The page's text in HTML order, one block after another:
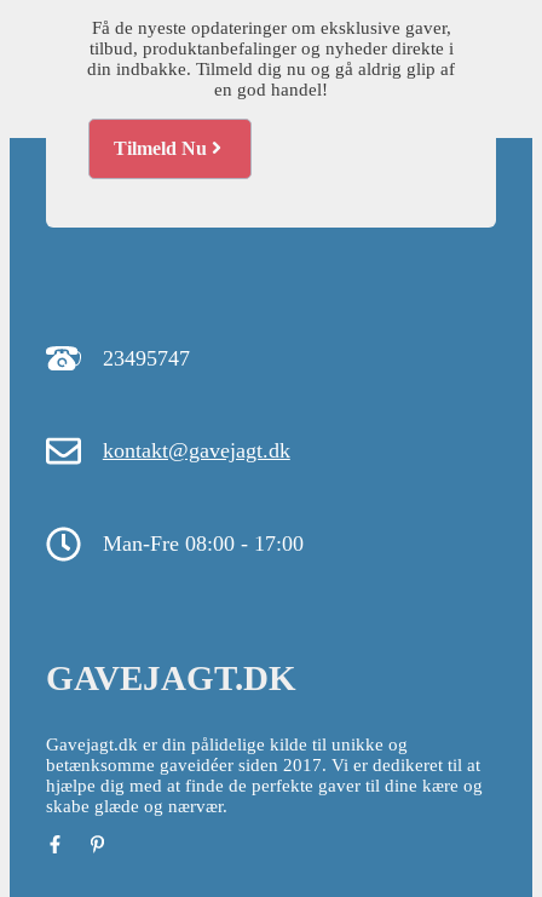
Få de nyeste opdateringer om eksklusive gaver,
tilbud, produktanbefalinger og nyheder direkte i
din indbakke. Tilmeld dig nu og gå aldrig glip af
en god handel!
Tilmeld Nu
23495747
kontakt@gavejagt.dk
Man-Fre 08:00 - 17:00
GAVEJAGT.DK
Gavejagt.dk er din pålidelige kilde til unikke og
betænksomme gaveidéer siden 2017. Vi er dedikeret til at
hjælpe dig med at finde de perfekte gaver til dine kære og
skabe glæde og nærvær.